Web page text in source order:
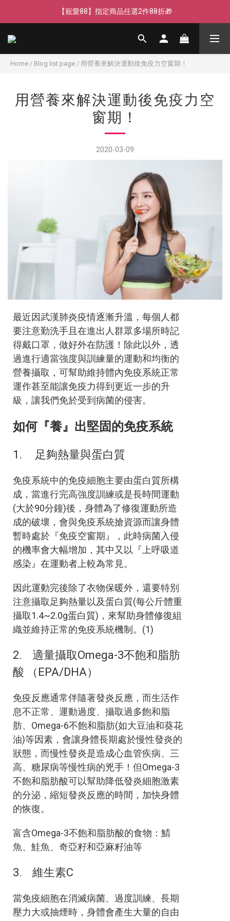
【寵愛88】指定商品任選2件88折🎁
【寵愛88】指定商品任選2件88折🎁
【新客獨享】新會員下單即送芒果青果膠🔥
Home / Blog list page / 用營養來解決運動後免疫力空窗期！
用營養來解決運動後免疫力空
窗期！
2020-03-09
最近因武漢肺炎疫情逐漸升溫，每個人都
要注意勤洗手且在進出人群眾多場所時記
得戴口罩，做好外在防護！除此以外，透
過進行適當強度與訓練量的運動和均衡的
營養攝取，可幫助維持體內免疫系統正常
運作甚至能讓免疫力得到更近一步的升
級，讓我們免於受到病菌的侵害。
如何『養』出堅固的免疫系統
1. 足夠熱量與蛋白質
免疫系統中的免疫細胞主要由蛋白質所構
成，當進行完高強度訓練或是長時間運動
(大於90分鐘)後，身體為了修復運動所造
成的破壞，會與免疫系統搶資源而讓身體
暫時處於『免疫空窗期』，此時病菌入侵
的機率會大幅增加，其中又以『上呼吸道
感染』在運動者上較為常見。
因此運動完後除了衣物保暖外，還要特別
注意攝取足夠熱量以及蛋白質(每公斤體重
攝取1.4~2.0g蛋白質)，來幫助身體修復組
織並維持正常的免疫系統機制。(1)
2. 適量攝取Omega-3不飽和脂肪
酸 （EPA/DHA）
免疫反應通常伴隨著發炎反應，而生活作
息不正常、運動過度、攝取過多飽和脂
肪、Omega-6不飽和脂肪(如大豆油和葵花
油)等因素，會讓身體長期處於慢性發炎的
狀態，而慢性發炎是造成心血管疾病、三
高、糖尿病等慢性病的兇手！但Omega-3
不飽和脂肪酸可以幫助降低發炎細胞激素
的分泌，縮短發炎反應的時間，加快身體
的恢復。
富含Omega-3不飽和脂肪酸的食物：鯖
魚、鮭魚、奇亞籽和亞麻籽油等
3. 維生素C
當免疫細胞在消滅病菌、過度訓練、長期
壓力大或抽煙時，身體會產生大量的自由